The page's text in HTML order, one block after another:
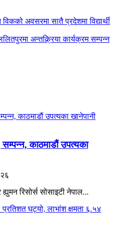
अवसरमा सातै प्रदेशमा विद्यार्थी
अन्तक्र्रिया कार्यक्रम सम्पन्न
काठमाडौं उपत्यका
रिसोर्स सोसाइटी नेपाल...